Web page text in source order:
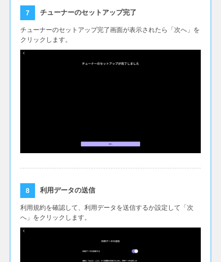
チューナーのセットアップ完了
チューナーのセットアップ完了画面が表示されたら「次へ」を
クリックします。
利用データの送信
利用規約を確認して、利用データを送信するか設定して「次
へ」をクリックします。